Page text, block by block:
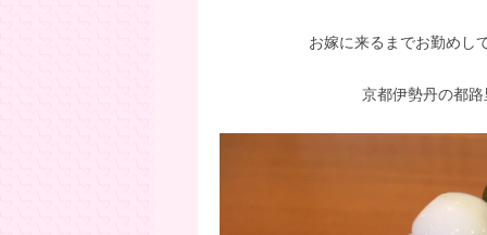
お嫁に来るまでお勤めし
京都伊勢丹の都